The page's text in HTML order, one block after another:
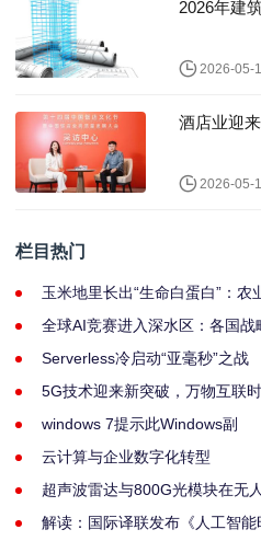
2026年建
2026-05-
酒店业迎
2026-05-
栏目热门
玉米地里长出“生命白蛋白”：农
全球AI竞赛进入深水区：各国战
Serverless冷启动“亚毫秒”之战
5G技术迎来新突破，万物互联
windows 7提示此Windows副
云计算与企业数字化转型
超声波雷达与800G光模块在无
解读：国际译联发布《人工智